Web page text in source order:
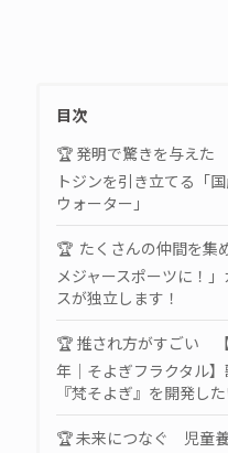
目次
🏆 発明で驚きを与えた
トジンを引き立てる「
ウォーター」
🏆 たくさんの仲間を
メジャースポーツに！
スが独立します！
🏆 推され方がすごい
年｜そよぎフラクタル
『梵そよぎ』を開発し
🏆 未来につなぐ 児童